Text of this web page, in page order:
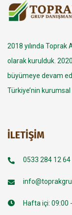
2018 yılında Toprak
olarak kurulduk. 2020
büyümeye devam
Türkiye’nin
İLETIŞIM
0533 284 12 64
Hafta içi: 09:00